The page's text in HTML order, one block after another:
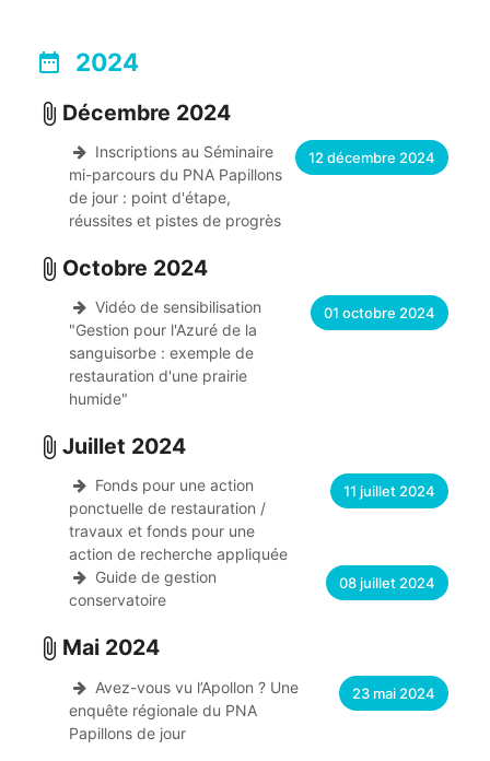
date_range 2024
attach_file Décembre 2024
Inscriptions au Séminaire
mi-parcours du PNA Papillons
de jour : point d'étape,
réussites et pistes de progrès
12 décembre 2024
attach_file Octobre 2024
Vidéo de sensibilisation
"Gestion pour l'Azuré de la
sanguisorbe : exemple de
restauration d'une prairie
humide"
01 octobre 2024
attach_file Juillet 2024
Fonds pour une action
ponctuelle de restauration /
travaux et fonds pour une
action de recherche appliquée
11 juillet 2024
Guide de gestion
conservatoire
08 juillet 2024
attach_file Mai 2024
Avez-vous vu l’Apollon ? Une
enquête régionale du PNA
Papillons de jour
23 mai 2024